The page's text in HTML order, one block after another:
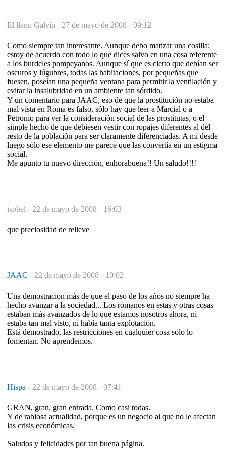
El llano Galvín - 27 de mayo de 2008 - 09:12
Como siempre tan interesante. Aunque debo matizar una cosilla;
estoy de acuerdo con todo lo que dices salvo en una cosa referente
a los burdeles pompeyanos. Aunque sí que es cierto que debían ser
oscuros y lúgubres, todas las habitaciones, por pequeñas que
fuesen, poseían una pequeña ventana para permitir la ventilación y
evitar la insalubridad en un ambiente tan sórdido.
Y un comentario para JAAC, eso de que la prostitución no estaba
mal vista en Roma es falso, sólo hay que leer a Marcial o a
Petronio para ver la consideración social de las prostitutas, o el
simple hecho de que debiesen vestir con ropajes diferentes al del
resto de la población para ser claramente diferenciadas. A mí desde
luego sólo ese elemento me parece que las convertía en un estigma
social.
Me apunto tu nuevo dirección, enhorabuena!! Un saludo!!!!
isobel - 22 de mayo de 2008 - 16:03
que preciosidad de relieve
JAAC - 22 de mayo de 2008 - 10:02
Una demostración más de que el paso de los años no siempre ha
hecho avanzar a la sociedad... Los romanos en estas y otras cosas
estaban más avanzados de lo que estamos nosotros ahora, ni
estaba tan mal visto, ni había tanta explotación.
Está demostrado, las restricciones en cualquier cosa sólo lo
fomentan. No aprendemos.
Hispa - 22 de mayo de 2008 - 07:41
GRAN, gran, gran entrada. Como casi todas.
Y de rabiosa actualidad, porque es un negocio al que no le afectan
las crisis económicas.
Saludos y felicidades por tan buena página.